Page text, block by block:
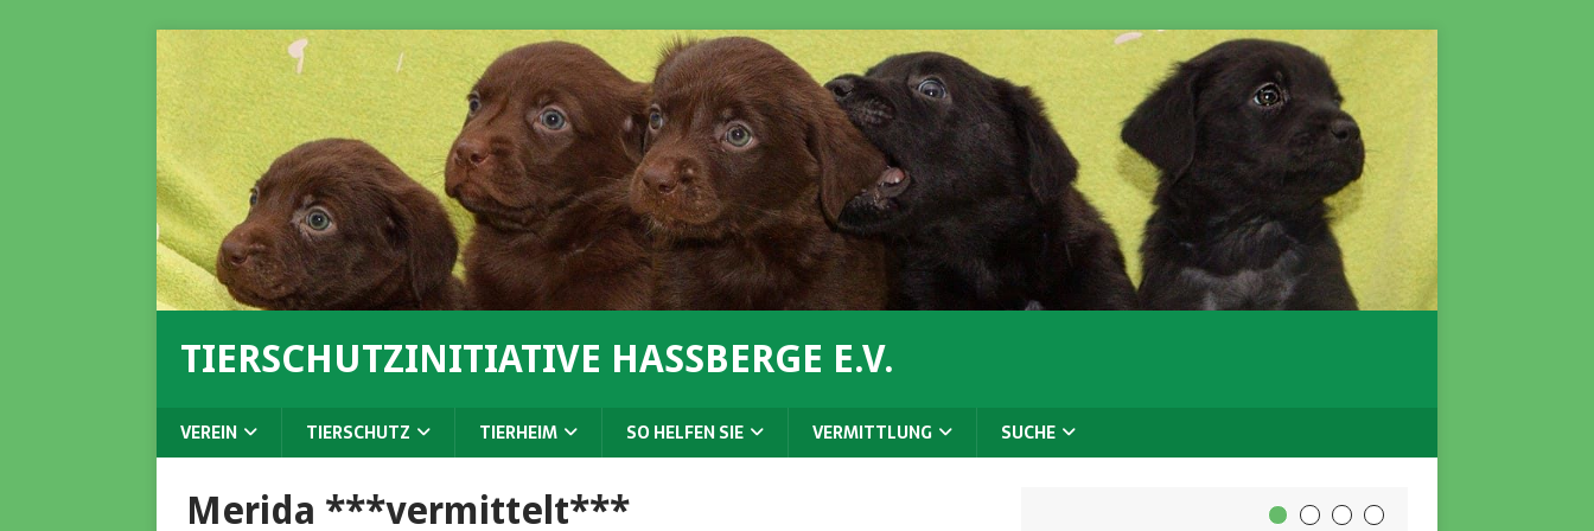
TIERSCHUTZINITIATIVE HASSBERGE E.V.
VEREIN TIERSCHUTZ TIERHEIM SO HELFEN SIE VERMITTLUNG SUCHE
Merida ***vermittelt***